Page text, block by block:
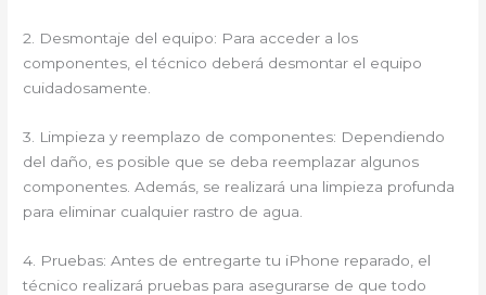
2. Desmontaje del equipo: Para acceder a los
componentes, el técnico deberá desmontar el equipo
cuidadosamente.
3. Limpieza y reemplazo de componentes: Dependiendo
del daño, es posible que se deba reemplazar algunos
componentes. Además, se realizará una limpieza profunda
para eliminar cualquier rastro de agua.
4. Pruebas: Antes de entregarte tu iPhone reparado, el
técnico realizará pruebas para asegurarse de que todo